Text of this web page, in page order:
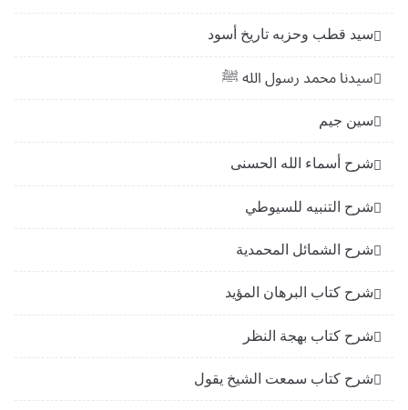
سيد قطب وحزبه تاريخ أسود
سيدنا محمد رسول الله ﷺ
سين جيم
شرح أسماء الله الحسنى
شرح التنبيه للسيوطي
شرح الشمائل المحمدية
شرح كتاب البرهان المؤيد
شرح كتاب بهجة النظر
شرح كتاب سمعت الشيخ يقول